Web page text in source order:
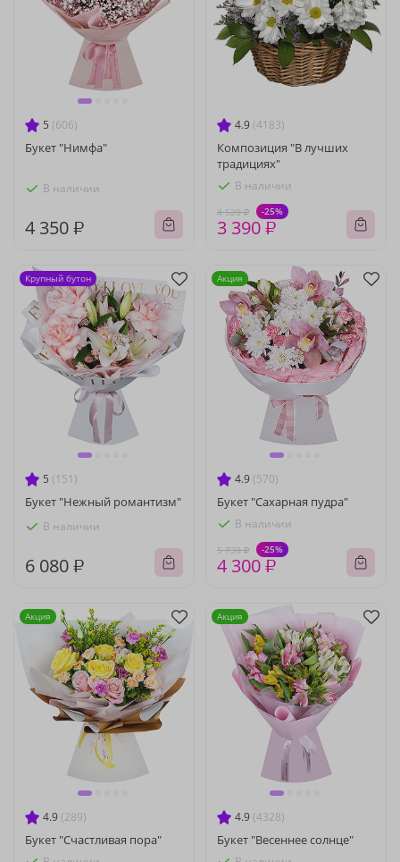
5 (606)
Букет "Нимфа"
В наличии
4 350 ₽
4.9 (4183)
Композиция "В лучших
традициях"
В наличии
4 520 ₽ -25%
3 390 ₽
5 (151)
Букет "Нежный романтизм"
В наличии
6 080 ₽
Крупный бутон
4.9 (570)
Букет "Сахарная пудра"
В наличии
5 730 ₽ -25%
4 300 ₽
Акция
4.9 (289)
Букет "Счастливая пора"
Акция
4.9 (4328)
Букет "Весеннее солнце"
Акция